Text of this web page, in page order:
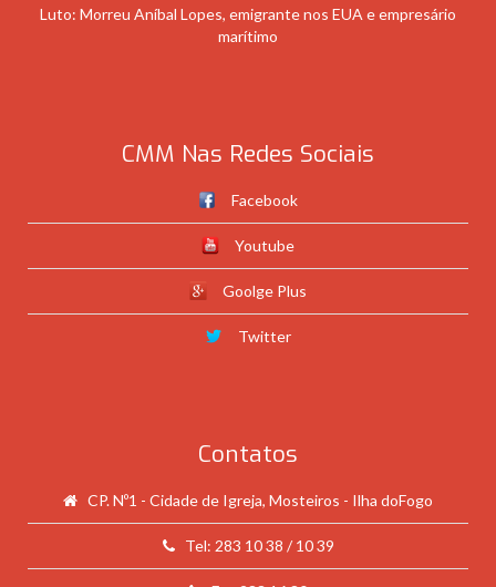
Luto: Morreu Aníbal Lopes, emigrante nos EUA e empresário
marítimo
CMM Nas Redes Sociais
Facebook
Youtube
Goolge Plus
Twitter
Contatos
CP. Nº1 - Cidade de Igreja, Mosteiros - Ilha doFogo
Tel: 283 10 38 / 10 39